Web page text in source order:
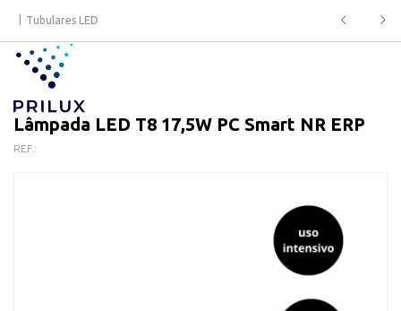
Tubulares LED
Lâmpada LED T8 17,5W PC Smart NR ERP
REF.: